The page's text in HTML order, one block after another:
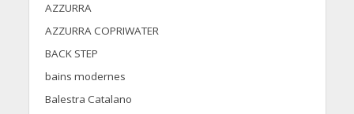
AZZURRA
AZZURRA COPRIWATER
BACK STEP
bains modernes
Balestra Catalano